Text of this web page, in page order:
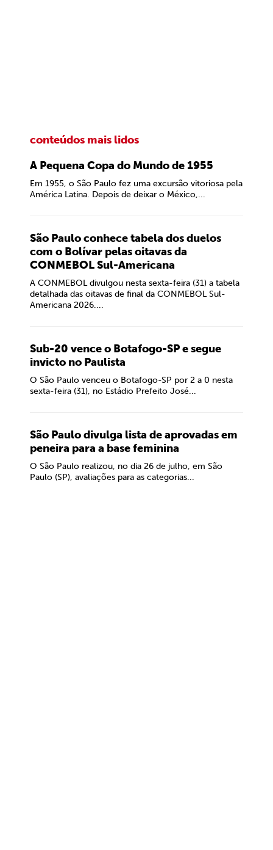
conteúdos mais lidos
A Pequena Copa do Mundo de 1955
Em 1955, o São Paulo fez uma excursão vitoriosa pela
América Latina. Depois de deixar o México,...
São Paulo conhece tabela dos duelos
com o Bolívar pelas oitavas da
CONMEBOL Sul-Americana
A CONMEBOL divulgou nesta sexta-feira (31) a tabela
detalhada das oitavas de final da CONMEBOL Sul-
Americana 2026....
Sub-20 vence o Botafogo-SP e segue
invicto no Paulista
O São Paulo venceu o Botafogo-SP por 2 a 0 nesta
sexta-feira (31), no Estádio Prefeito José...
São Paulo divulga lista de aprovadas em
peneira para a base feminina
O São Paulo realizou, no dia 26 de julho, em São
Paulo (SP), avaliações para as categorias...